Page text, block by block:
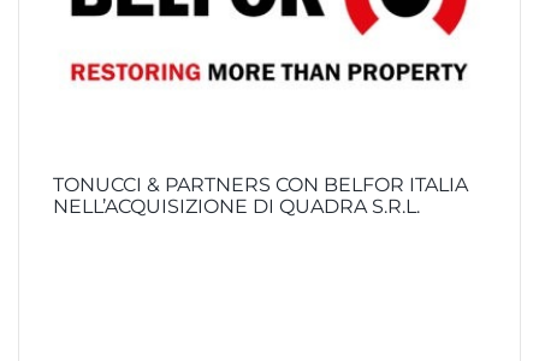
TONUCCI & PARTNERS CON BELFOR ITALIA
NELL’ACQUISIZIONE DI QUADRA S.R.L.